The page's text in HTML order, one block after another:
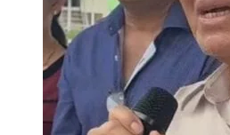
កំពង់តាឡុង ហើយធ្វើផ្ទះឱ្យកូនប្រពន្ធ
ប្រហាក់ប្រហែលគ្នាថា ពួកគេពីមុនធ្លាប់
ក៏សើច ហើយលាន់មាត់ថា ឥឡូវនេះឱ្យត
កាសែតបណ្ដើរធ្វើត្រីបណ្ដើរថា រាល់ថ្
ប៉ុន្តែលោកស្រីហាក់គ្មានជម្រើសអ្វីនោះ
ដើម្បីសម្អាតមុនយកទៅលក់នៅផ្សារក្នុ